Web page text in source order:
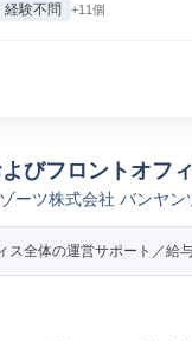
経験不問 +11個
びフロントオフ
ーツ株式会社 バンヤ
全体の運営サポート／給